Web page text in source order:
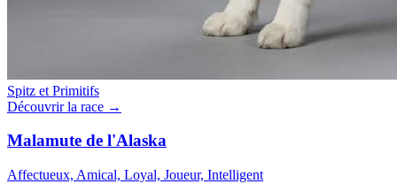
Spitz et Primitifs
Découvrir la race →
Malamute de l'Alaska
Affectueux, Amical, Loyal, Joueur, Intelligent